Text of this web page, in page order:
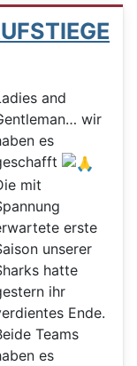
and
wir
es
mit
erste
unserer
hatte
ihr
Ende.
Teams
es